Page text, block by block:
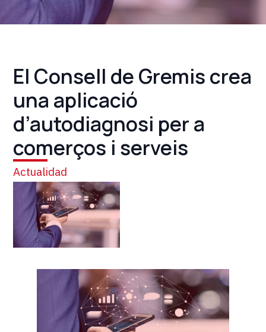
El Consell de Gremis crea
una aplicació
d’autodiagnosi per a
comerços i serveis
Actualidad